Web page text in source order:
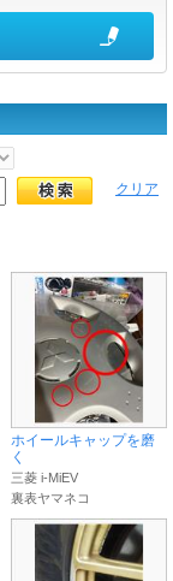
クリア
ホイールキャップを磨
く
三菱 i-MiEV
裏表ヤマネコ